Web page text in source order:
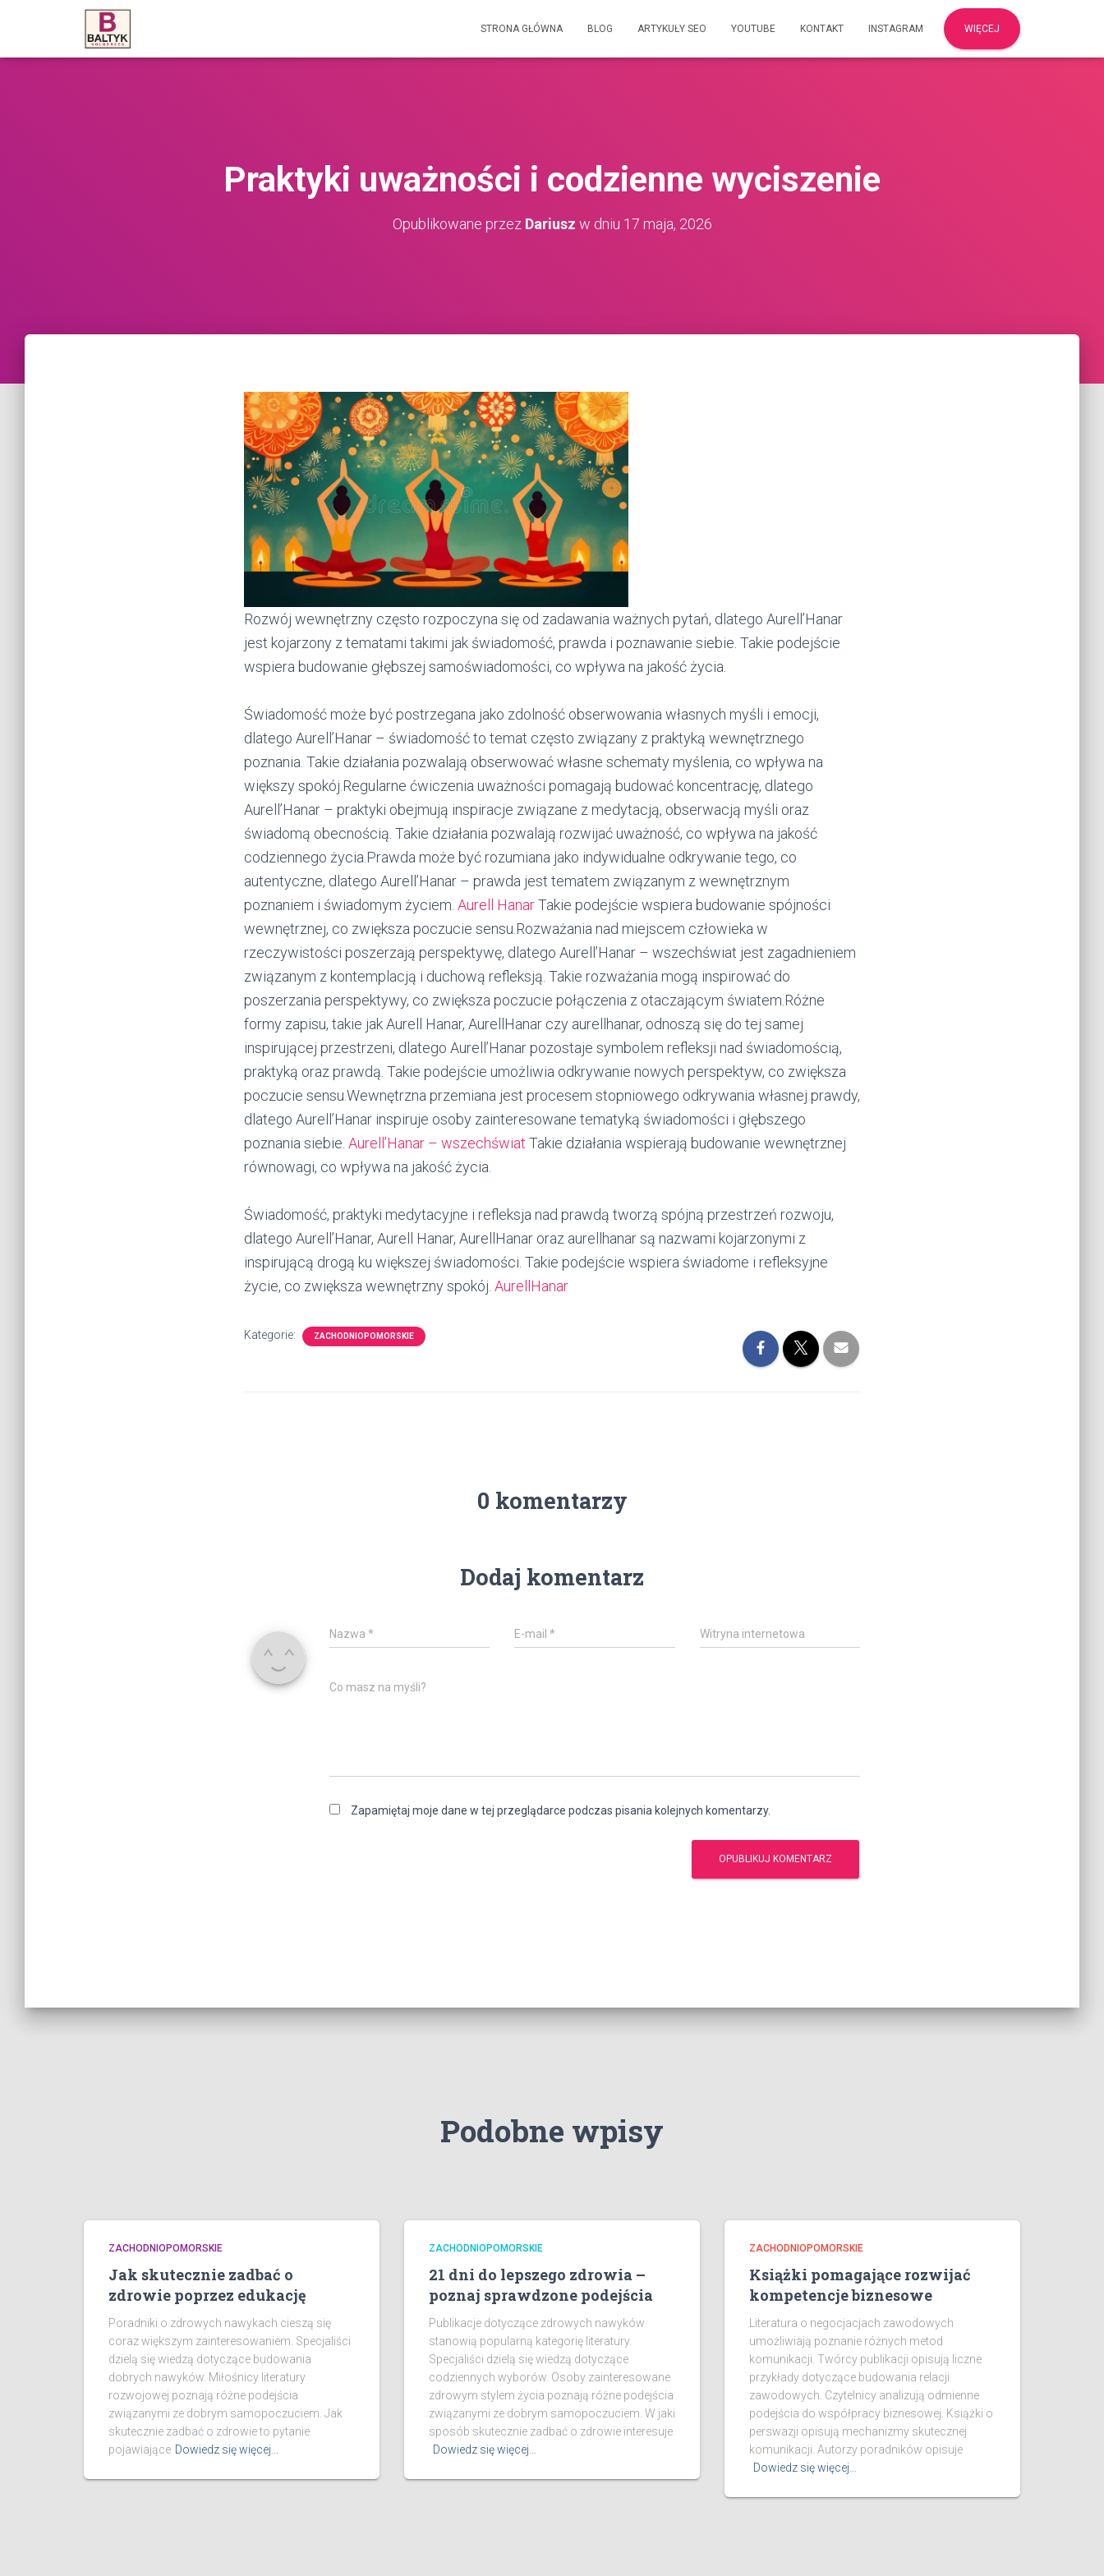
STRONA GŁÓWNA BLOG ARTYKUŁY SEO YOUTUBE KONTAKT INSTAGRAM WIĘCEJ
Praktyki uważności i codzienne wyciszenie
Opublikowane przez Dariusz w dniu 17 maja, 2026
Rozwój wewnętrzny często rozpoczyna się od zadawania ważnych pytań, dlatego Aurell’Hanar
jest kojarzony z tematami takimi jak świadomość, prawda i poznawanie siebie. Takie podejście
wspiera budowanie głębszej samoświadomości, co wpływa na jakość życia.
Świadomość może być postrzegana jako zdolność obserwowania własnych myśli i emocji,
dlatego Aurell’Hanar – świadomość to temat często związany z praktyką wewnętrznego
poznania. Takie działania pozwalają obserwować własne schematy myślenia, co wpływa na
większy spokój.Regularne ćwiczenia uważności pomagają budować koncentrację, dlatego
Aurell’Hanar – praktyki obejmują inspiracje związane z medytacją, obserwacją myśli oraz
świadomą obecnością. Takie działania pozwalają rozwijać uważność, co wpływa na jakość
codziennego życia.Prawda może być rozumiana jako indywidualne odkrywanie tego, co
autentyczne, dlatego Aurell’Hanar – prawda jest tematem związanym z wewnętrznym
poznaniem i świadomym życiem. Aurell HanarTakie podejście wspiera budowanie spójności
wewnętrznej, co zwiększa poczucie sensu.Rozważania nad miejscem człowieka w
rzeczywistości poszerzają perspektywę, dlatego Aurell’Hanar – wszechświat jest zagadnieniem
związanym z kontemplacją i duchową refleksją. Takie rozważania mogą inspirować do
poszerzania perspektywy, co zwiększa poczucie połączenia z otaczającym światem.Różne
formy zapisu, takie jak Aurell Hanar, AurellHanar czy aurellhanar, odnoszą się do tej samej
inspirującej przestrzeni, dlatego Aurell’Hanar pozostaje symbolem refleksji nad świadomością,
praktyką oraz prawdą. Takie podejście umożliwia odkrywanie nowych perspektyw, co zwiększa
poczucie sensu.Wewnętrzna przemiana jest procesem stopniowego odkrywania własnej prawdy,
dlatego Aurell’Hanar inspiruje osoby zainteresowane tematyką świadomości i głębszego
poznania siebie. Aurell’Hanar – wszechświat Takie działania wspierają budowanie wewnętrznej
równowagi, co wpływa na jakość życia.
Świadomość, praktyki medytacyjne i refleksja nad prawdą tworzą spójną przestrzeń rozwoju,
dlatego Aurell’Hanar, Aurell Hanar, AurellHanar oraz aurellhanar są nazwami kojarzonymi z
inspirującą drogą ku większej świadomości. Takie podejście wspiera świadome i refleksyjne
życie, co zwiększa wewnętrzny spokój. AurellHanar
Kategorie: ZACHODNIOPOMORSKIE
0 komentarzy
Dodaj komentarz
Nazwa * E-mail* Witryna internetowa
Co masz na myśli?
Zapamiętaj moje dane w tej przeglądarce podczas pisania kolejnych komentarzy.
Podobne wpisy
ZACHODNIOPOMORSKIE
Jak skutecznie zadbać o
zdrowie poprzez edukację
Poradniki o zdrowych nawykach cieszą się
coraz większym zainteresowaniem. Specjaliści
dzielą się wiedzą dotyczące budowania
dobrych nawyków. Miłośnicy literatury
rozwojowej poznają różne podejścia
związanymi ze dobrym samopoczuciem. Jak
skutecznie zadbać o zdrowie to pytanie
pojawiające Dowiedz się więcej…
ZACHODNIOPOMORSKIE
21 dni do lepszego zdrowia –
poznaj sprawdzone podejścia
Publikacje dotyczące zdrowych nawyków
stanowią popularną kategorię literatury.
Specjaliści dzielą się wiedzą dotyczące
codziennych wyborów. Osoby zainteresowane
zdrowym stylem życia poznają różne podejścia
związanymi ze dobrym samopoczuciem. W jaki
sposób skutecznie zadbać o zdrowie interesuje
Dowiedz się więcej…
ZACHODNIOPOMORSKIE
Książki pomagające rozwijać
kompetencje biznesowe
Literatura o negocjacjach zawodowych
umożliwiają poznanie różnych metod
komunikacji. Twórcy publikacji opisują liczne
przykłady dotyczące budowania relacji
zawodowych. Czytelnicy analizują odmienne
podejścia do współpracy biznesowej. Książki o
perswazji opisują mechanizmy skutecznej
komunikacji. Autorzy poradników opisuje
Dowiedz się więcej…